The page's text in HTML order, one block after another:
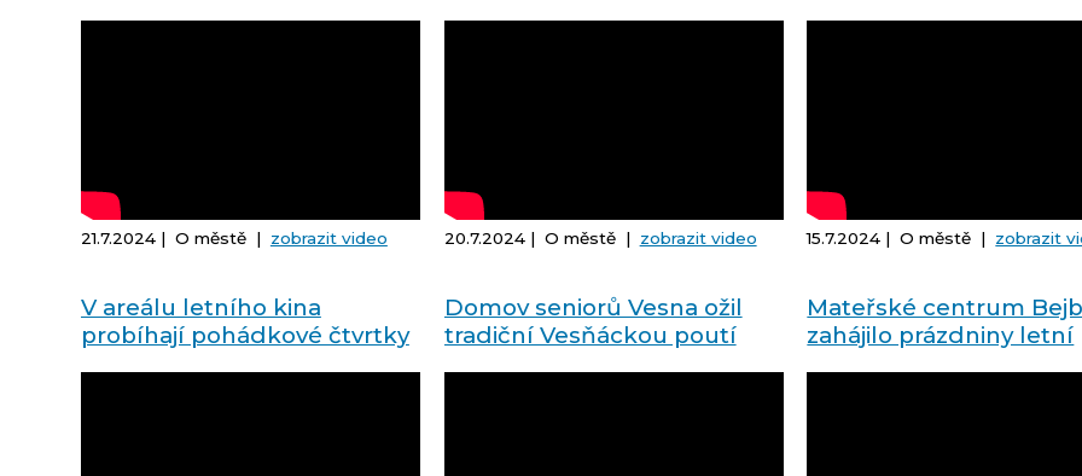
21.7.2024 | O městě | zobrazit video 20.7.2024 | O městě | zobrazit video 15.7.2024 | O městě | zobrazit
V areálu letního kina
probíhají pohádkové čtvrtky
Domov seniorů Vesna ožil
tradiční Vesňáckou poutí
Mateřské centrum
zahájilo prázdniny letní